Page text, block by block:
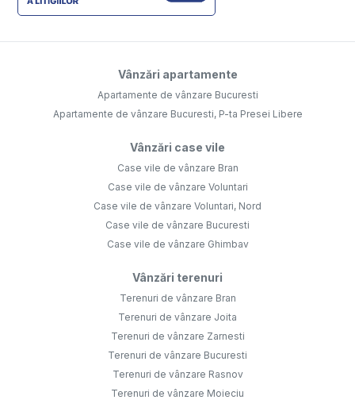
Vânzări apartamente
Apartamente de vânzare Bucuresti
Apartamente de vânzare Bucuresti, P-ta Presei Libere
Vânzări case vile
Case vile de vânzare Bran
Case vile de vânzare Voluntari
Case vile de vânzare Voluntari, Nord
Case vile de vânzare Bucuresti
Case vile de vânzare Ghimbav
Vânzări terenuri
Terenuri de vânzare Bran
Terenuri de vânzare Joita
Terenuri de vânzare Zarnesti
Terenuri de vânzare Bucuresti
Terenuri de vânzare Rasnov
Terenuri de vânzare Moieciu